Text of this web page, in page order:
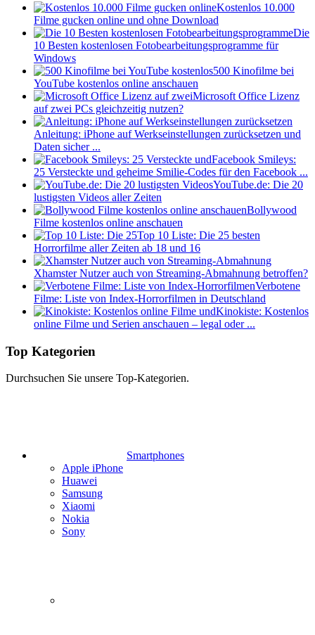
Kostenlos 10.000
Filme gucken online und ohne Download
Die
10 Besten kostenlosen Fotobearbeitungsprogramme für
Windows
500 Kinofilme bei
YouTube kostenlos online anschauen
Microsoft Office Lizenz
auf zwei PCs gleichzeitig nutzen?
Anleitung: iPhone auf Werkseinstellungen zurücksetzen und
Daten sicher ...
Facebook Smileys:
25 Versteckte und geheime Smilie-Codes für den Facebook ...
YouTube.de: Die 20
lustigsten Videos aller Zeiten
Bollywood
Filme kostenlos online anschauen
Top 10 Liste: Die 25 besten
Horrorfilme aller Zeiten ab 18 und 16
Xhamster Nutzer auch von Streaming-Abmahnung betroffen?
Verbotene
Filme: Liste von Index-Horrorfilmen in Deutschland
Kinokiste: Kostenlos
online Filme und Serien anschauen – legal oder ...
Top Kategorien
Durchsuchen Sie unsere Top-Kategorien.
Smartphones
Apple iPhone
Huawei
Samsung
Xiaomi
Nokia
Sony